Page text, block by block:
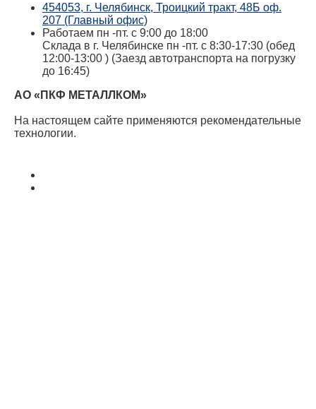
454053, г. Челябинск, Троицкий тракт, 48Б оф.
207 (Главный офис)
Работаем пн -пт. с 9:00 до 18:00
Склада в г. Челябинске пн -пт. с 8:30-17:30 (обед
12:00-13:00 ) (Заезд автотранспорта на погрузку
до 16:45)
АО «ПКФ МЕТАЛЛКОМ»
На настоящем сайте применяются рекомендательные
технологии.